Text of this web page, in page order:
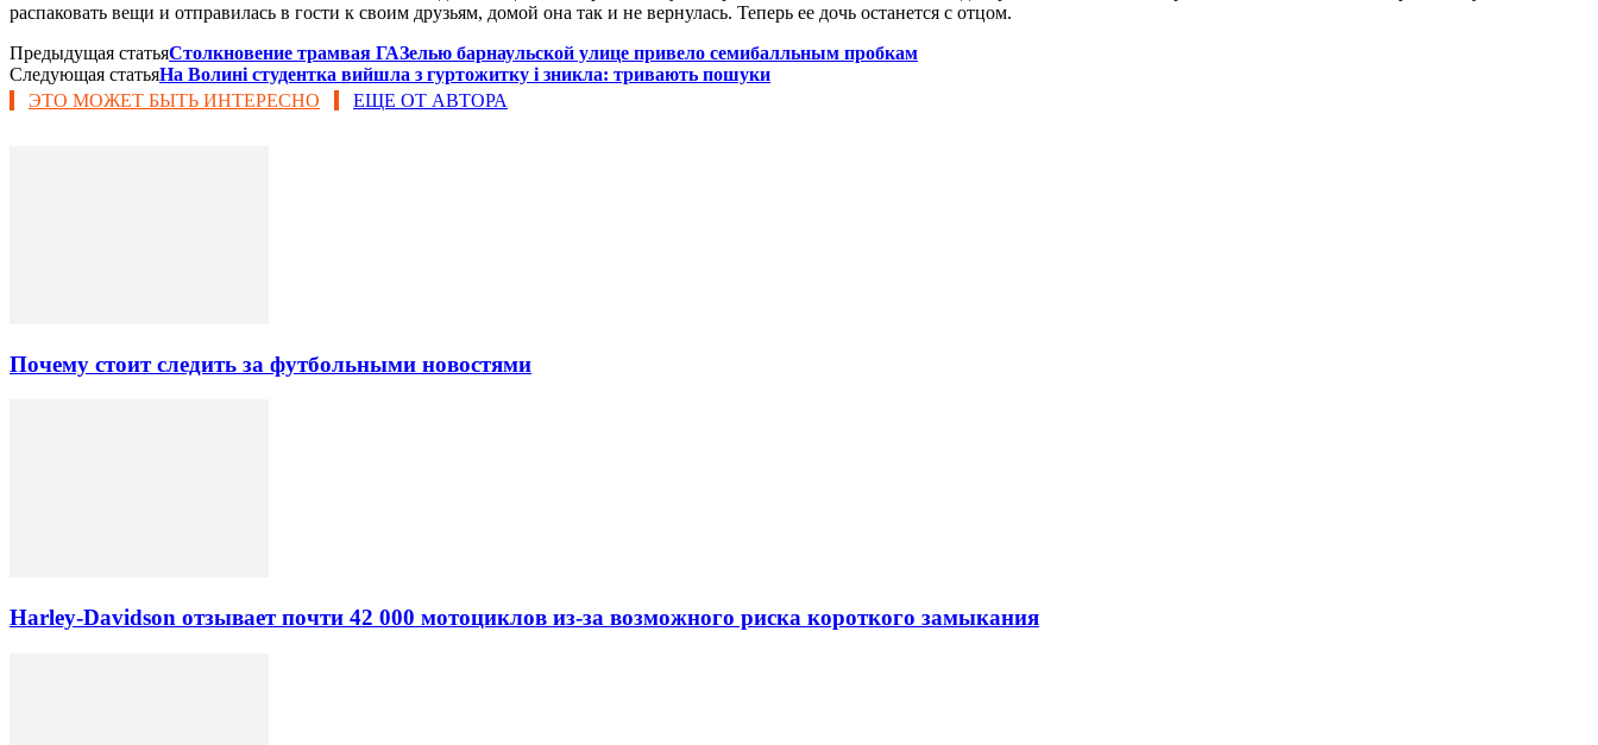
распаковать вещи и отправилась в гости к своим друзьям, домой она так и не вернулась. Теперь ее дочь останется с отцом.
Предыдущая статьяСтолкновение трамвая ГАЗелью барнаульской улице привело семибалльным пробкам
Следующая статьяНа Волині студентка вийшла з гуртожитку і зникла: тривають пошуки
ЭТО МОЖЕТ БЫТЬ ИНТЕРЕСНО
ЕЩЕ ОТ АВТОРА
Почему стоит следить за футбольными новостями
Harley-Davidson отзывает почти 42 000 мотоциклов из-за возможного риска короткого замыкания